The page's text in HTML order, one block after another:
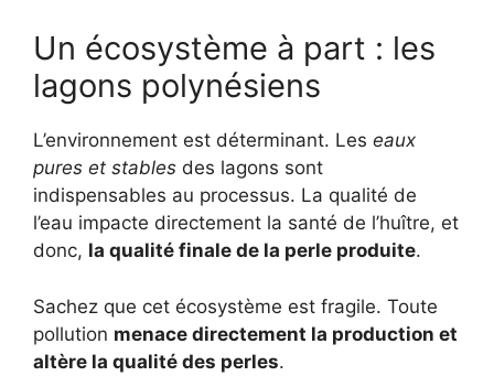
Un écosystème à part : les
lagons polynésiens
L’environnement est déterminant. Les eaux
pures et stables des lagons sont
indispensables au processus. La qualité de
l’eau impacte directement la santé de l’huître, et
donc, la qualité finale de la perle produite.
Sachez que cet écosystème est fragile. Toute
pollution menace directement la production et
altère la qualité des perles.